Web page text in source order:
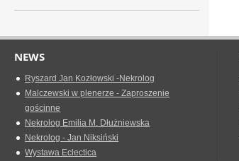
NEWS
Ryszard Jan Kozłowski -Nekrolog
Malczewski w plenerze - Zaproszenie
gościnne
Nekrolog Emilia M. Dłużniewska
Nekrolog - Jan Niksiński
Wystawa Eclectica